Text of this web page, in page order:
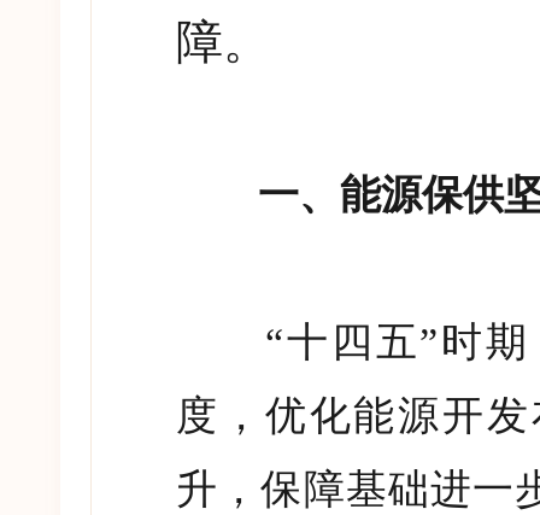
障。
一、能源保供坚
“十四五”时
度，优化能源开
升，保障基础进一